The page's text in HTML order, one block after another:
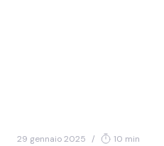
29 gennaio 2025 / 10 min